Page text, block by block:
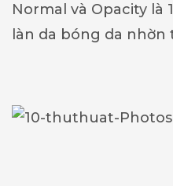
Normal và Opacity là
làn da bóng da